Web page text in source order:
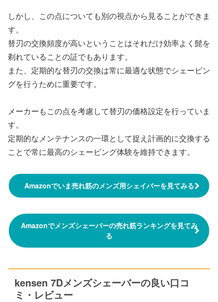
しかし、この点についても別の視点から見ることができま
す。
替刃の交換頻度が高いということはそれだけ効率よく髭を
剃れていることの証でもあります。
また、定期的な替刃の交換は常に最適な状態でシェービン
グを行うために重要です。
メーカーもこの点を考慮して替刃の価格設定を行っていま
す。
定期的なメンテナンスの一環として捉え計画的に交換する
ことで常に最高のシェービング体験を維持できます。
Amazonでいま売れ筋のメンズ用シェイバーを見てみる
Amazonでメンズシェーバーの売れ筋ランキングを見てみ
る
kensen 7Dメンズシェーバーの良い口コ
ミ・レビュー